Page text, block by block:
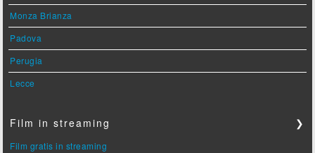
Monza Brianza
Padova
Perugia
Lecce
Film in streaming ❯
Film gratis in streaming